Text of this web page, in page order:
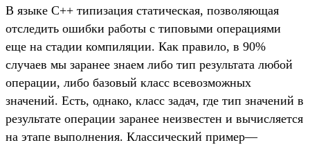
В языке C++ типизация статическая, позволяющая
отследить ошибки работы с типовыми операциями
еще на стадии компиляции. Как правило, в 90%
случаев мы заранее знаем либо тип результата любой
операции, либо базовый класс всевозможных
значений. Есть, однако, класс задач, где тип значений в
результате операции заранее неизвестен и вычисляется
на этапе выполнения. Классический пример—